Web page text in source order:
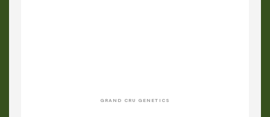
GRAND CRU GENETICS